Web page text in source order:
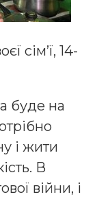
сім’ї, 14-
буде на
і жити
В
війни, і